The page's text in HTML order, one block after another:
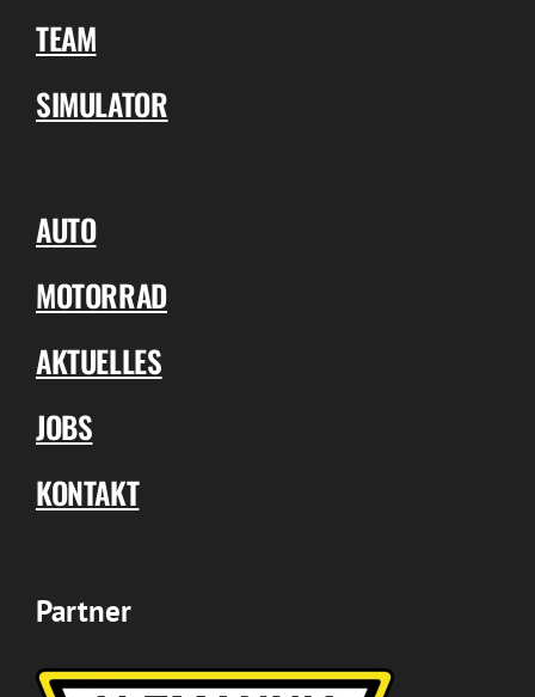
TEAM
SIMULATOR
AUTO
MOTORRAD
AKTUELLES
JOBS
KONTAKT
Partner